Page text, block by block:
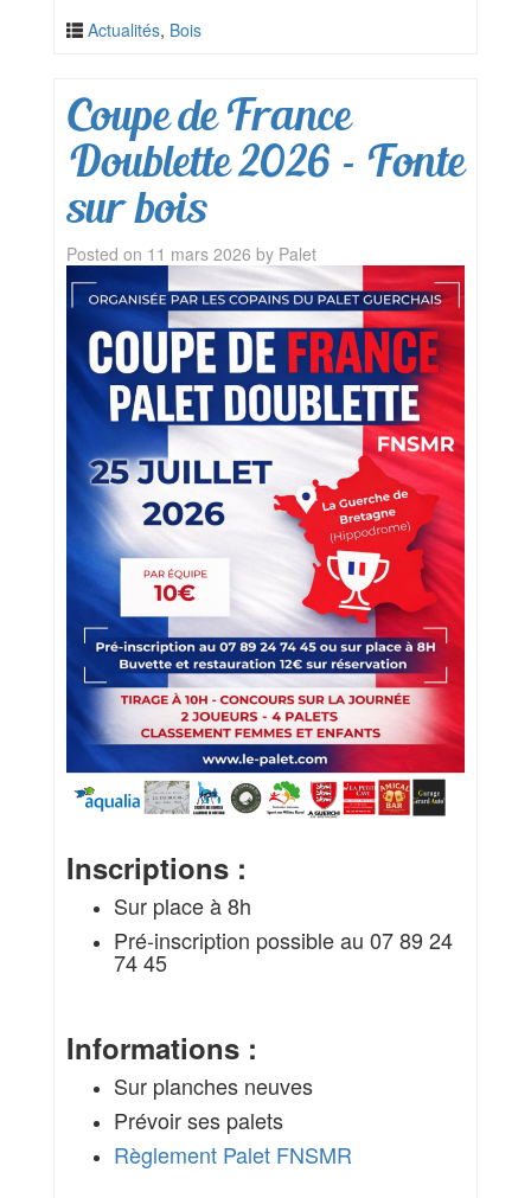
Actualités, Bois
Coupe de France
Doublette 2026 – Fonte
sur bois
Posted on 11 mars 2026 by Palet
Inscriptions :
Sur place à 8h
Pré-inscription possible au 07 89 24
74 45
Informations :
Sur planches neuves
Prévoir ses palets
Règlement Palet FNSMR